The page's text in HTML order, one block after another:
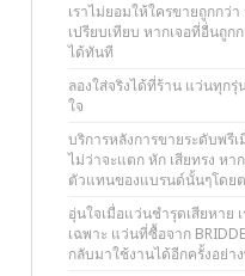
เราไม่ยอมให้ใครขายถูกกว่
เปรียบเทียบ หากเจอที่อื่นถูก
ได้ทันที
ลองใส่จริงได้ที่ร้าน แว่นทุก
ใจ
บริการหลังการขายระดับพรี
ไม่ว่าจะแตก หัก เสียทรง หา
ตัวแทนของแบรนด์นั้นๆโดย
อุ่นใจเมื่อแว่นชำรุดเสียหา
เฉพาะ แว่นที่ซื้อจาก
กลับมาใช้งานได้อีกครั้งอย่